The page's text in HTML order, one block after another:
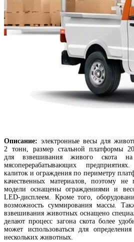
Описание: электронные весы для
2 тонн, размер стальной платформы
для взвешивания живого скота на
мясоперерабатывающих
калиток и ограждения по периметру
качественных материалов, поэтому
модели оснащены ограждениями и
LED-дисплеем. Кроме того,
возможность суммирования массы.
взвешивания животных оснащено
делают процесс загона скота более
может использоваться для
нескольких животных.